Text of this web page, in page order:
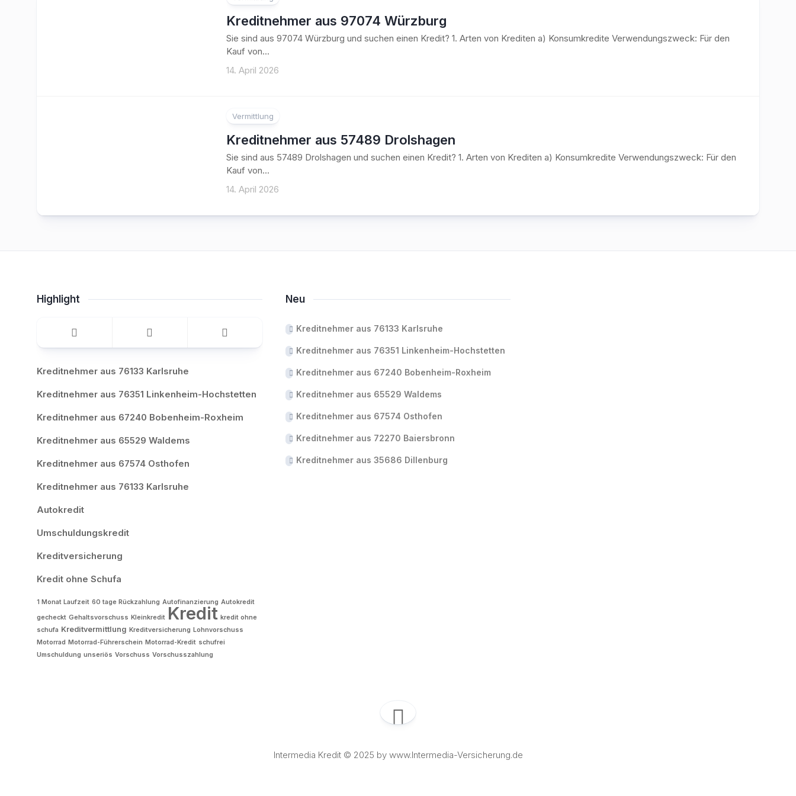
Kreditnehmer aus 97074 Würzburg
Sie sind aus 97074 Würzburg und suchen einen Kredit? 1. Arten von Krediten a) Konsumkredite Verwendungszweck: Für den
Kauf von...
14. April 2026
Vermittlung
Kreditnehmer aus 57489 Drolshagen
Sie sind aus 57489 Drolshagen und suchen einen Kredit? 1. Arten von Krediten a) Konsumkredite Verwendungszweck: Für den
Kauf von...
14. April 2026
Highlight
Kreditnehmer aus 76133 Karlsruhe
Kreditnehmer aus 76351 Linkenheim-Hochstetten
Kreditnehmer aus 67240 Bobenheim-Roxheim
Kreditnehmer aus 65529 Waldems
Kreditnehmer aus 67574 Osthofen
Kreditnehmer aus 76133 Karlsruhe
Autokredit
Umschuldungskredit
Kreditversicherung
Kredit ohne Schufa
1 Monat Laufzeit 60 tage Rückzahlung Autofinanzierung Autokredit
gecheckt Gehaltsvorschuss Kleinkredit Kredit kredit ohne
schufa Kreditvermittlung Kreditversicherung Lohnvorschuss
Motorrad Motorrad-Führerschein Motorrad-Kredit schufrei
Umschuldung unseriös Vorschuss Vorschusszahlung
Neu
Kreditnehmer aus 76133 Karlsruhe
Kreditnehmer aus 76351 Linkenheim-Hochstetten
Kreditnehmer aus 67240 Bobenheim-Roxheim
Kreditnehmer aus 65529 Waldems
Kreditnehmer aus 67574 Osthofen
Kreditnehmer aus 72270 Baiersbronn
Kreditnehmer aus 35686 Dillenburg
Intermedia Kredit © 2025 by www.Intermedia-Versicherung.de